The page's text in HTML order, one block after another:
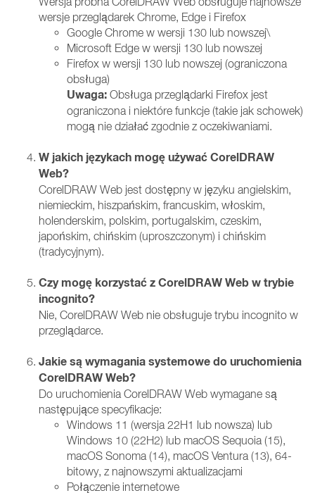
wersje przeglądarek Chrome, Edge i Firefox
Google Chrome w wersji 130 lub nowszej\
Microsoft Edge w wersji 130 lub nowszej
Firefox w wersji 130 lub nowszej (ograniczona
obsługa)
Uwaga: Obsługa przeglądarki Firefox jest
ograniczona i niektóre funkcje (takie jak schowek)
mogą nie działać zgodnie z oczekiwaniami.
W jakich językach mogę używać CorelDRAW
Web?
CorelDRAW Web jest dostępny w języku angielskim,
niemieckim, hiszpańskim, francuskim, włoskim,
holenderskim, polskim, portugalskim, czeskim,
japońskim, chińskim (uproszczonym) i chińskim
(tradycyjnym).
Czy mogę korzystać z CorelDRAW Web w trybie
incognito?
Nie, CorelDRAW Web nie obsługuje trybu incognito w
przeglądarce.
Jakie są wymagania systemowe do uruchomienia
CorelDRAW Web?
Do uruchomienia CorelDRAW Web wymagane są
następujące specyfikacje:
Windows 11 (wersja 22H1 lub nowsza) lub
Windows 10 (22H2) lub macOS Sequoia (15),
macOS Sonoma (14), macOS Ventura (13), 64-
bitowy, z najnowszymi aktualizacjami
Połączenie internetowe